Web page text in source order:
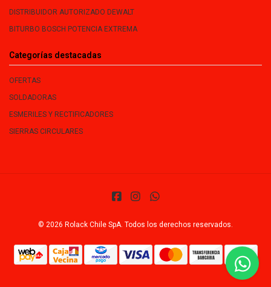
DISTRIBUIDOR AUTORIZADO DEWALT
BITURBO BOSCH POTENCIA EXTREMA
Categorías destacadas
OFERTAS
SOLDADORAS
ESMERILES Y RECTIFICADORES
SIERRAS CIRCULARES
© 2026 Rolack Chile SpA. Todos los derechos reservados.